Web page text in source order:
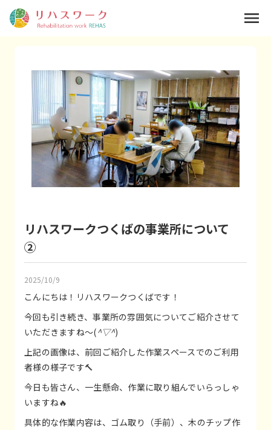
リハスワークつくばの事業所について
②
2025/10/9
こんにちは！リハスワークつくばです！
今回も引き続き、事業所の雰囲気についてご紹介させて
いただきますね～(^▽^)
上記の画像は、前回ご紹介した作業スペースでのご利用
者様の様子です🔨
今日も皆さん、一生懸命、作業に取り組んでいらっしゃ
いますね🔥
具体的な作業内容は、ゴム取り（手前）、木のチップ作
menu